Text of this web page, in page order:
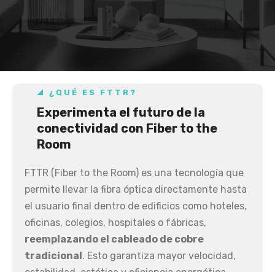
¿QUÉ ES FTTR?
Experimenta el futuro de la
conectividad con Fiber to the
Room
FTTR (Fiber to the Room) es una tecnología que
permite llevar la fibra óptica directamente hasta
el usuario final dentro de edificios como hoteles,
oficinas, colegios, hospitales o fábricas,
reemplazando el cableado de cobre
tradicional. Esto garantiza mayor velocidad,